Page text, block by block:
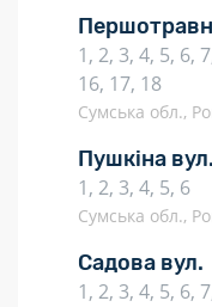
1, 2, 3, 4, 5, 6,
16, 17, 18
Сумська обл.,
Пушкіна вул.
1, 2, 3, 4, 5, 6
Сумська обл.,
Садова вул.
1, 2, 3, 4, 5, 6,